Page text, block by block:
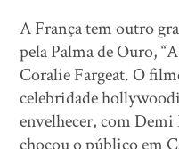
A França tem outro
pela Palma de Ouro,
Coralie Fargeat. O
celebridade
envelhecer, com